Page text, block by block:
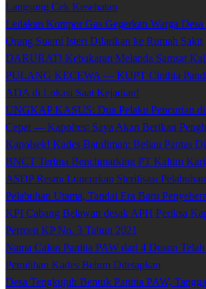
Langsung Cek Kesehatan
Ledakan Kompor Gas Gegerkan Warga
Orang Suami Isteri Dilarikan ke Rumah Sakit
DARURAT! Kebakaran Melanda Samsat
PULANG KECEWA — KUPT Cinthia
ADA di Lokasi Saat Kejadian!
UNGKAP KASUS: Dua Pelaku Pencurian
Cepat — Kapolres: Saya Akan Berikan
Kapolsek! Kades Batuliman: Beliau Pantas
BNCT Terima Benchmarking PT Kaltim
ASDP Resmi Luncurkan Sterilisasi
Pelabuhan Utama, Tandai Era Baru
KPI Cabang Belawan desak APH Periksa
Permen KP No. 3 Tahun 2021
Nama Calon Panitia PAW dari 4 Dusun
Pemilihan Kades Belum Ditetapkan
Desa Tengkujuh Bentuk Panitia PAW,